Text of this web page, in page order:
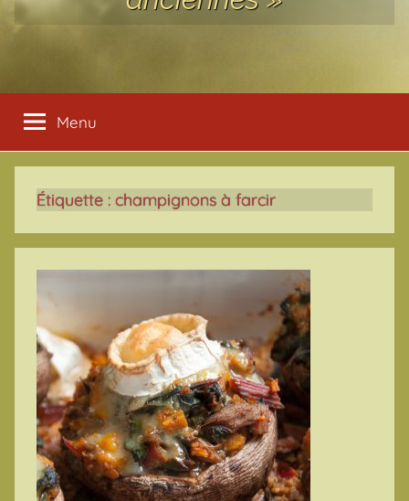
Menu
Étiquette : champignons à farcir